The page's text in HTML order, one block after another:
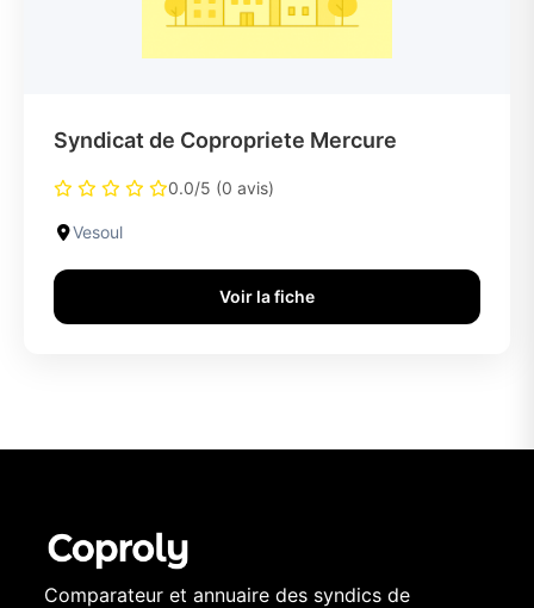
Syndicat de Copropriete Mercure
0.0/5 (0 avis)
Vesoul
Voir la fiche
Comparateur et annuaire des syndics de